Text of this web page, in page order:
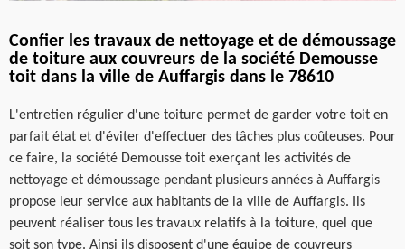
Confier les travaux de nettoyage et de démoussage
de toiture aux couvreurs de la société Demousse
toit dans la ville de Auffargis dans le 78610
L'entretien régulier d'une toiture permet de garder votre toit en
parfait état et d'éviter d'effectuer des tâches plus coûteuses. Pour
ce faire, la société Demousse toit exerçant les activités de
nettoyage et démoussage pendant plusieurs années à Auffargis
propose leur service aux habitants de la ville de Auffargis. Ils
peuvent réaliser tous les travaux relatifs à la toiture, quel que
soit son type. Ainsi ils disposent d'une équipe de couvreurs